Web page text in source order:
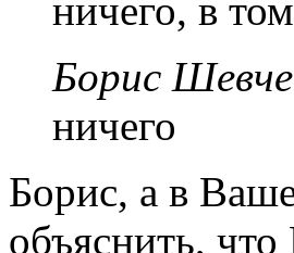
ничего, в
Борис
ничего
Борис, а в
объяснить,